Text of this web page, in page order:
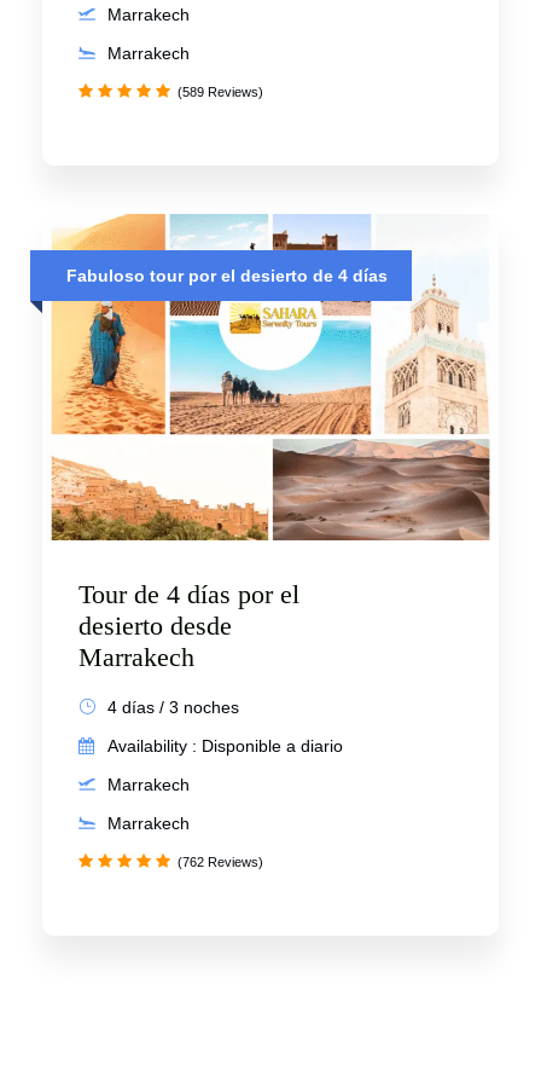
Marrakech
Marrakech
(589 Reviews)
Fabuloso tour por el desierto de 4 días
Tour de 4 días por el
desierto desde
Marrakech
4 días / 3 noches
Availability : Disponible a diario
Marrakech
Marrakech
(762 Reviews)